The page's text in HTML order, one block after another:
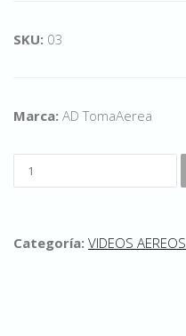
SKU: 03
Marca: AD TomaAerea
Categoría: VIDEOS AEREOS